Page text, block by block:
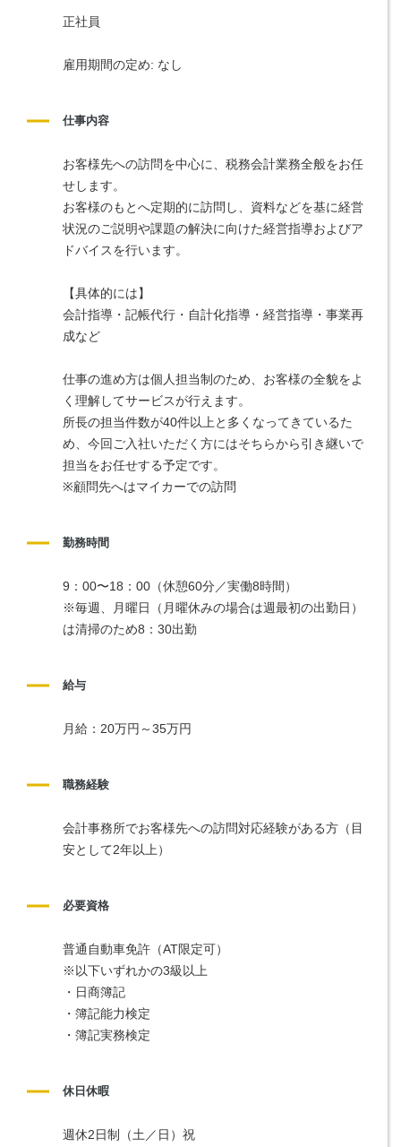
正社員
雇用期間の定め: なし
仕事内容
お客様先への訪問を中心に、税務会計業務全般をお任
せします。
お客様のもとへ定期的に訪問し、資料などを基に経営
状況のご説明や課題の解決に向けた経営指導およびア
ドバイスを行います。
【具体的には】
会計指導・記帳代行・自計化指導・経営指導・事業再
成など
仕事の進め方は個人担当制のため、お客様の全貌をよ
く理解してサービスが行えます。
所長の担当件数が40件以上と多くなってきているた
め、今回ご入社いただく方にはそちらから引き継いで
担当をお任せする予定です。
※顧問先へはマイカーでの訪問
勤務時間
9：00〜18：00（休憩60分／実働8時間）
※毎週、月曜日（月曜休みの場合は週最初の出勤日）
は清掃のため8：30出勤
給与
月給：20万円～35万円
職務経験
会計事務所でお客様先への訪問対応経験がある方（目
安として2年以上）
必要資格
普通自動車免許（AT限定可）
※以下いずれかの3級以上
・日商簿記
・簿記能力検定
・簿記実務検定
休日休暇
週休2日制（土／日）祝